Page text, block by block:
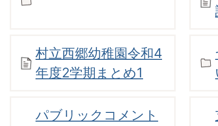
村立西郷幼稚園令和4
年度2学期まとめ1
パブリックコメント